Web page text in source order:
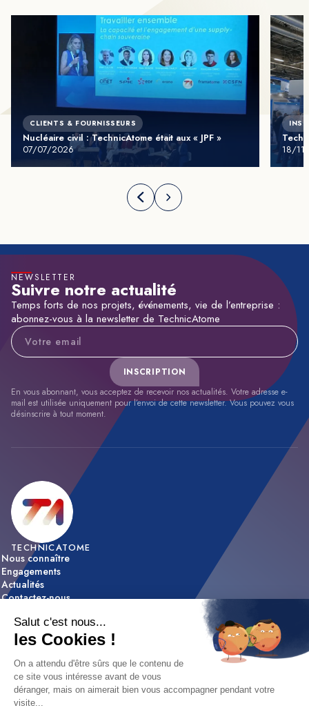
CLIENTS & FOURNISSEURS
Nucléaire civil : TechnicAtome était aux « JPF »
07/07/2026
18/
NEWSLETTER
Suivre notre actualité
Temps forts de nos projets, événements, vie de l’entreprise :
abonnez-vous à la newsletter de TechnicAtome
Adresse e-mail
INSCRIPTION
En vous abonnant, vous acceptez de recevoir nos actualités. Votre adresse e-
mail est utilisée uniquement pour l’envoi de cette newsletter. Vous pouvez vous
désinscrire à tout moment.
TECHNICATOME
Nous connaître
Engagements
Actualités
Contactez-nous
Expertise & innovation
Réalisations
NOUS REJOINDRE
Nos métiers
Etapes de recrutement / FAQ